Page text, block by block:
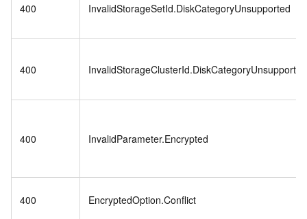
400 InvalidStorageSetId.DiskCategoryUnsupported
400 InvalidStorageClusterId.DiskCategoryUnsupported
400 InvalidParameter.Encrypted
400 EncryptedOption.Conflict